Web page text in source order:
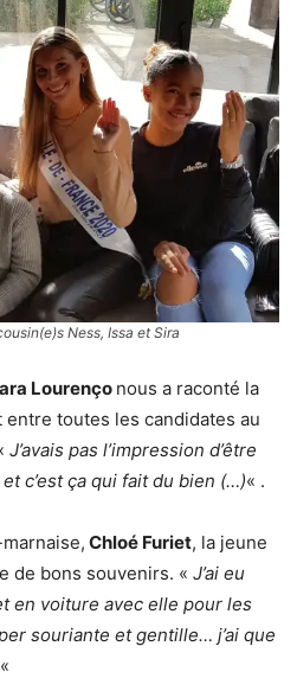
Ness, Issa et Sira
Lourenço nous a raconté la
toutes les candidates au
J’avais pas l’impression d’être
c’est ça qui fait du bien (…)« .
Chloé Furiet, la jeune
de bons souvenirs. « J’ai eu
en voiture avec elle pour les
souriante et gentille… j’ai que
«